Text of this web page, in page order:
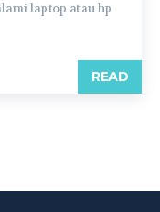
laptop atau hp
READ